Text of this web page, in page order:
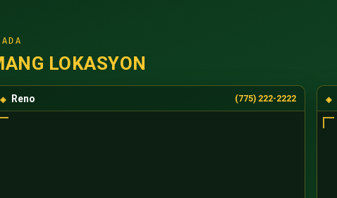
LOKASYON
Reno (775) 222-2222